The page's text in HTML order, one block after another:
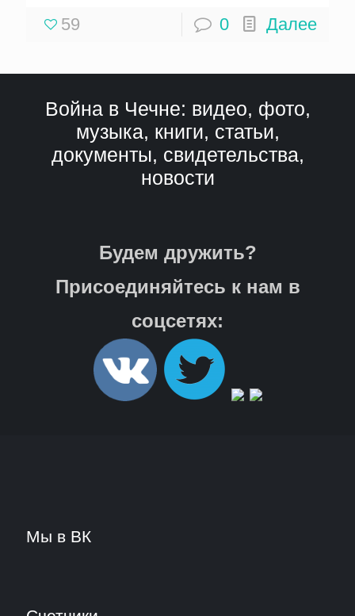
59 0 Далее
Война в Чечне: видео, фото,
музыка, книги, статьи,
документы, свидетельства,
новости
Будем дружить?
Присоединяйтесь к нам в
соцсетях:
Мы в ВК